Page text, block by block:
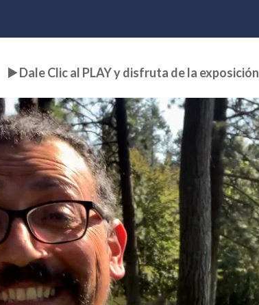
▶️ Dale Clic al PLAY y disfruta de la exposición